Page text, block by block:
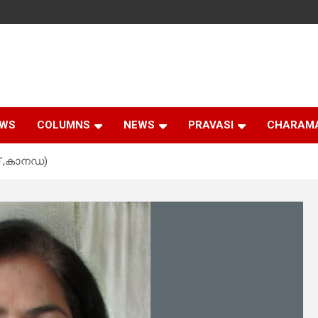
COLUMNS NEWS PRAVASI
,കാനഡ)